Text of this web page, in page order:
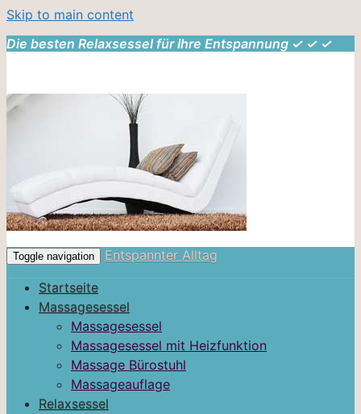
Skip to main content
Die besten Relaxsessel für Ihre Entspannung ✓ ✓ ✓
Toggle navigation
Entspannter Alltag
Startseite
Massagesessel
Massagesessel
Massagesessel mit Heizfunktion
Massage Bürostuhl
Massageauflage
Relaxsessel